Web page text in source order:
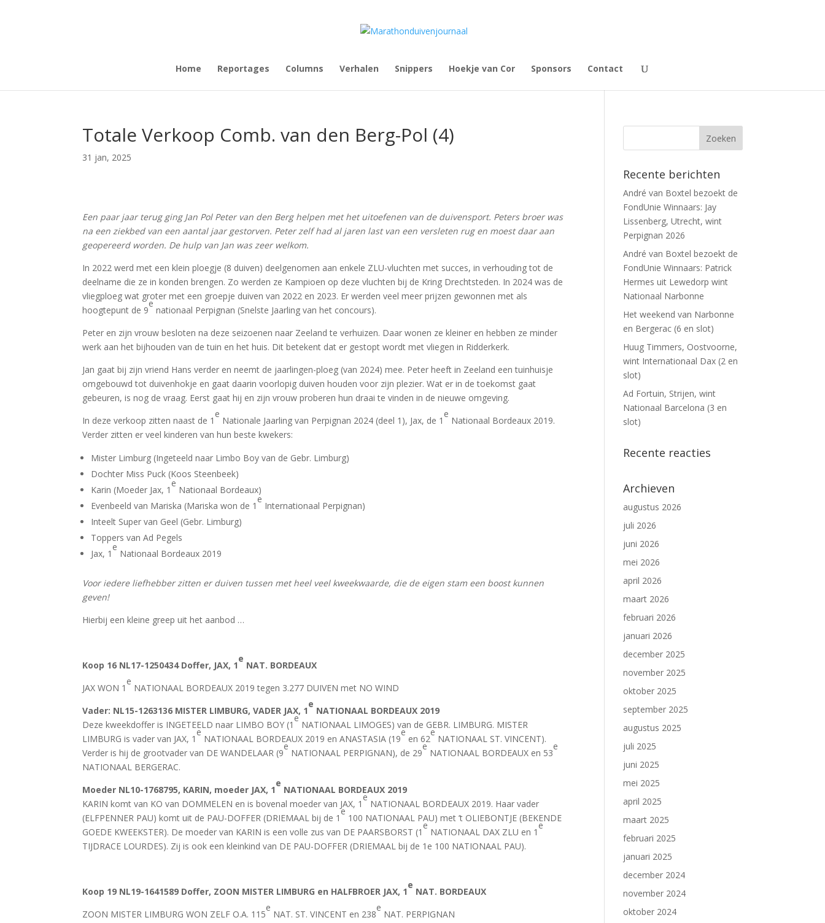
Home Reportages Columns Verhalen Snippers Hoekje van Cor Sponsors Contact
Totale Verkoop Comb. van den Berg-Pol (4)
31 jan, 2025
Een paar jaar terug ging Jan Pol Peter van den Berg helpen met het uitoefenen van de duivensport. Peters broer was
na een ziekbed van een aantal jaar gestorven. Peter zelf had al jaren last van een versleten rug en moest daar aan
geopereerd worden. De hulp van Jan was zeer welkom.
In 2022 werd met een klein ploegje (8 duiven) deelgenomen aan enkele ZLU-vluchten met succes, in verhouding tot de
deelname die ze in konden brengen. Zo werden ze Kampioen op deze vluchten bij de Kring Drechtsteden. In 2024 was de
vliegploeg wat groter met een groepje duiven van 2022 en 2023. Er werden veel meer prijzen gewonnen met als
hoogtepunt de 9
e
nationaal Perpignan (Snelste Jaarling van het concours).
Peter en zijn vrouw besloten na deze seizoenen naar Zeeland te verhuizen. Daar wonen ze kleiner en hebben ze minder
werk aan het bijhouden van de tuin en het huis. Dit betekent dat er gestopt wordt met vliegen in Ridderkerk.
Jan gaat bij zijn vriend Hans verder en neemt de jaarlingen-ploeg (van 2024) mee. Peter heeft in Zeeland een tuinhuisje
omgebouwd tot duivenhokje en gaat daarin voorlopig duiven houden voor zijn plezier. Wat er in de toekomst gaat
gebeuren, is nog de vraag. Eerst gaat hij en zijn vrouw proberen hun draai te vinden in de nieuwe omgeving.
In deze verkoop zitten naast de 1
e
Nationale Jaarling van Perpignan 2024 (deel 1), Jax, de 1
e
Nationaal Bordeaux 2019.
Verder zitten er veel kinderen van hun beste kwekers:
Mister Limburg (Ingeteeld naar Limbo Boy van de Gebr. Limburg)
Dochter Miss Puck (Koos Steenbeek)
Karin (Moeder Jax, 1
e
Nationaal Bordeaux)
Evenbeeld van Mariska (Mariska won de 1
e
Internationaal Perpignan)
Inteelt Super van Geel (Gebr. Limburg)
Toppers van Ad Pegels
Jax, 1
e
Nationaal Bordeaux 2019
Voor iedere liefhebber zitten er duiven tussen met heel veel kweekwaarde, die de eigen stam een boost kunnen
geven!
Hierbij een kleine greep uit het aanbod …
Koop 16 NL17-1250434 Doffer, JAX, 1
e
NAT. BORDEAUX
JAX WON 1
e
NATIONAAL BORDEAUX 2019 tegen 3.277 DUIVEN met NO WIND
Vader: NL15-1263136 MISTER LIMBURG, VADER JAX, 1
e
NATIONAAL BORDEAUX 2019
Deze kweekdoffer is INGETEELD naar LIMBO BOY (1
e
NATIONAAL LIMOGES) van de GEBR. LIMBURG. MISTER
LIMBURG is vader van JAX, 1
e
NATIONAAL BORDEAUX 2019 en ANASTASIA (19
e
en 62
e
NATIONAAL ST. VINCENT).
Verder is hij de grootvader van DE WANDELAAR (9
e
NATIONAAL PERPIGNAN), de 29
e
NATIONAAL BORDEAUX en 53
e
NATIONAAL BERGERAC.
Moeder NL10-1768795, KARIN, moeder JAX, 1
e
NATIONAAL BORDEAUX 2019
KARIN komt van KO van DOMMELEN en is bovenal moeder van JAX, 1
e
NATIONAAL BORDEAUX 2019. Haar vader
(ELFPENNER PAU) komt uit de PAU-DOFFER (DRIEMAAL bij de 1
e
100 NATIONAAL PAU) met ’t OLIEBONTJE (BEKENDE
GOEDE KWEEKSTER). De moeder van KARIN is een volle zus van DE PAARSBORST (1
e
NATIONAAL DAX ZLU en 1
e
TIJDRACE LOURDES). Zij is ook een kleinkind van DE PAU-DOFFER (DRIEMAAL bij de 1e 100 NATIONAAL PAU).
Koop 19 NL19-1641589 Doffer, ZOON MISTER LIMBURG en HALFBROER JAX, 1
e
NAT. BORDEAUX
ZOON MISTER LIMBURG WON ZELF O.A. 115
e
NAT. ST. VINCENT en 238
e
NAT. PERPIGNAN
Recente berichten
André van Boxtel bezoekt de
FondUnie Winnaars: Jay
Lissenberg, Utrecht, wint
Perpignan 2026
André van Boxtel bezoekt de
FondUnie Winnaars: Patrick
Hermes uit Lewedorp wint
Nationaal Narbonne
Het weekend van Narbonne
en Bergerac (6 en slot)
Huug Timmers, Oostvoorne,
wint Internationaal Dax (2 en
slot)
Ad Fortuin, Strijen, wint
Nationaal Barcelona (3 en
slot)
Recente reacties
Archieven
augustus 2026
juli 2026
juni 2026
mei 2026
april 2026
maart 2026
februari 2026
januari 2026
december 2025
november 2025
oktober 2025
september 2025
augustus 2025
juli 2025
juni 2025
mei 2025
april 2025
maart 2025
februari 2025
januari 2025
december 2024
november 2024
oktober 2024